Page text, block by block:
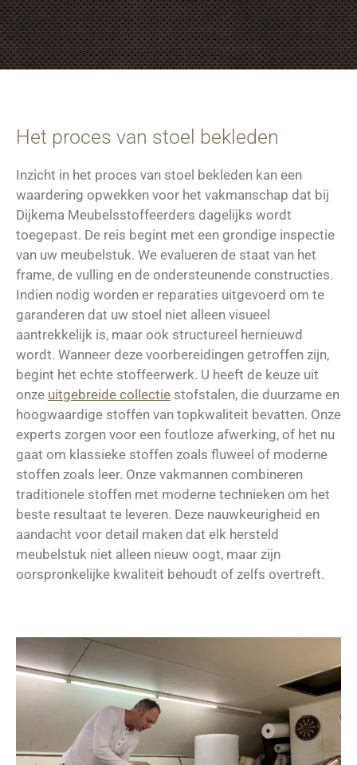
Het proces van stoel bekleden
Inzicht in het proces van stoel bekleden kan een
waardering opwekken voor het vakmanschap dat bij
Dijkema Meubelsstoffeerders dagelijks wordt
toegepast. De reis begint met een grondige inspectie
van uw meubelstuk. We evalueren de staat van het
frame, de vulling en de ondersteunende constructies.
Indien nodig worden er reparaties uitgevoerd om te
garanderen dat uw stoel niet alleen visueel
aantrekkelijk is, maar ook structureel hernieuwd
wordt. Wanneer deze voorbereidingen getroffen zijn,
begint het echte stoffeerwerk. U heeft de keuze uit
onze uitgebreide collectie stofstalen, die duurzame en
hoogwaardige stoffen van topkwaliteit bevatten. Onze
experts zorgen voor een foutloze afwerking, of het nu
gaat om klassieke stoffen zoals fluweel of moderne
stoffen zoals leer. Onze vakmannen combineren
traditionele stoffen met moderne technieken om het
beste resultaat te leveren. Deze nauwkeurigheid en
aandacht voor detail maken dat elk hersteld
meubelstuk niet alleen nieuw oogt, maar zijn
oorspronkelijke kwaliteit behoudt of zelfs overtreft.